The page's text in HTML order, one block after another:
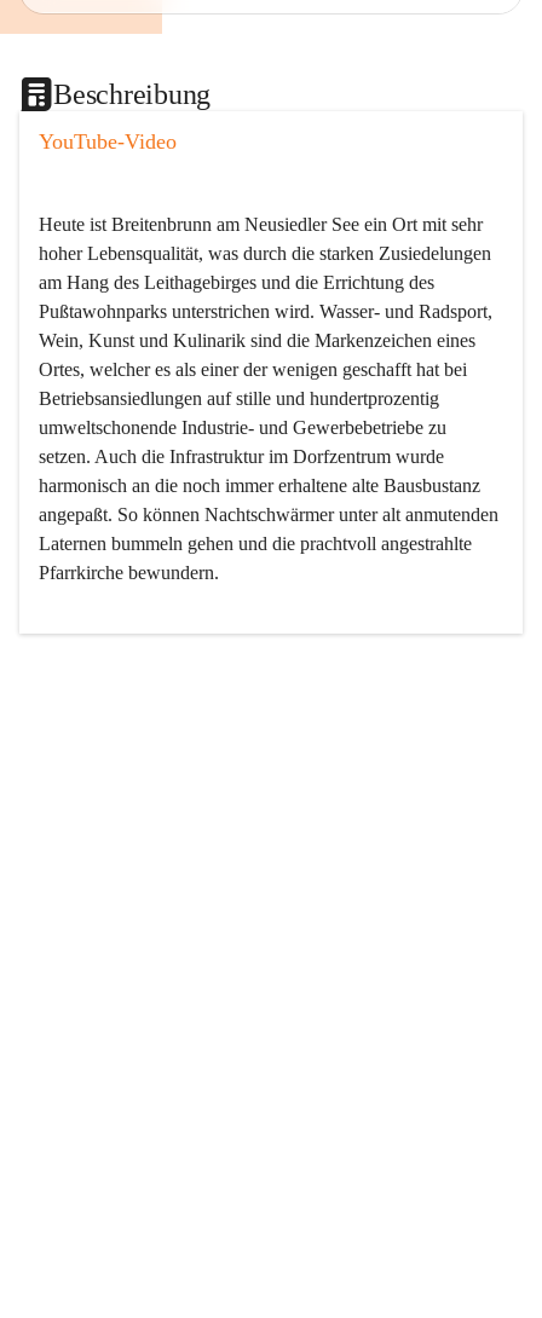
Beschreibung
YouTube-Video
Heute ist Breitenbrunn am Neusiedler See ein Ort mit sehr
hoher Lebensqualität, was durch die starken Zusiedelungen
am Hang des Leithagebirges und die Errichtung des
Pußtawohnparks unterstrichen wird. Wasser- und Radsport,
Wein, Kunst und Kulinarik sind die Markenzeichen eines
Ortes, welcher es als einer der wenigen geschafft hat bei
Betriebsansiedlungen auf stille und hundertprozentig
umweltschonende Industrie- und Gewerbebetriebe zu
setzen. Auch die Infrastruktur im Dorfzentrum wurde
harmonisch an die noch immer erhaltene alte Bausbustanz
angepaßt. So können Nachtschwärmer unter alt anmutenden
Laternen bummeln gehen und die prachtvoll angestrahlte
Pfarrkirche bewundern.
Der Weinbau dominert heute nicht mehr, ist aber integrativer